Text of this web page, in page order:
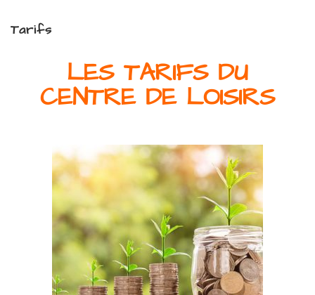
Tarifs
LES TARIFS DU
CENTRE DE LOISIRS